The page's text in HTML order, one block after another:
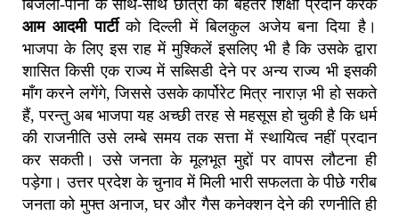
बिजली-पानी के साथ-साथ छात्रों को बेहतर शिक्षा प्रदान करके
आम आदमी पार्टीको दिल्ली में बिलकुल अजेय बना दिया है।
भाजपा के लिए इस राह में मुश्किलें इसलिए भी है कि उसके द्वारा
शासित किसी एक राज्य में सब्सिडी देने पर अन्य राज्य भी इसकी
माँग करने लगेंगे, जिससे उसके कार्पोरेट मित्र नाराज़ भी हो सकते
हैं, परन्तु अब भाजपा यह अच्छी तरह से महसूस हो चुकी है कि धर्म
की राजनीति उसे लम्बे समय तक सत्ता में स्थायित्व नहीं प्रदान
कर सकती। उसे जनता के मूलभूत मुद्दों पर वापस लौटना ही
पड़ेगा। उत्तर प्रदेश के चुनाव में मिली भारी सफलता के पीछे गरीब
जनता को मुफ्त अनाज, घर और गैस कनेक्शन देने की रणनीति ही